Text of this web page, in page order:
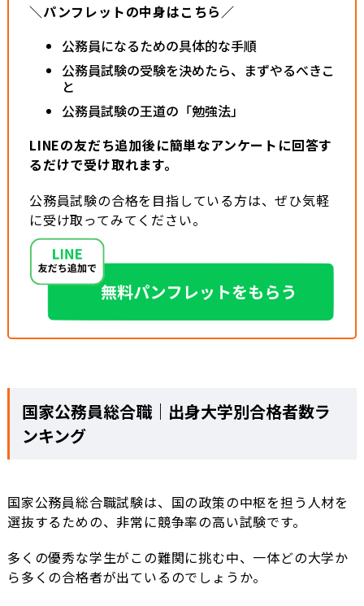
＼パンフレットの中身はこちら／
公務員になるための具体的な手順
公務員試験の受験を決めたら、まずやるべきこ
と
公務員試験の王道の「勉強法」
LINEの友だち追加後に簡単なアンケートに回答す
るだけで受け取れます。
公務員試験の合格を目指している方は、ぜひ気軽
に受け取ってみてください。
国家公務員総合職｜出身大学別合格者数ラ
ンキング
国家公務員総合職試験は、国の政策の中枢を担う人材を
選抜するための、非常に競争率の高い試験です。
多くの優秀な学生がこの難関に挑む中、一体どの大学か
ら多くの合格者が出ているのでしょうか。